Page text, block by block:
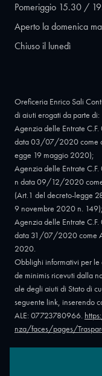
Pomeriggio 15.30 /
Aperto la domenica
Chiuso il lunedì
Oreficeria Enrico Sali
di aiuti erogati da parte di:
Agenzia delle Entrate
data 03/07/2020 come
egge 19 maggio 2020);
Agenzia delle Entrate
n data 09/12/2020 come
(Art.1 del decreto-legge
9 novembre 2020 n. 149);
Agenzia delle Entrate
data 31/07/2020 come
2020.
Obblighi informativi per
de minimis ricevuti dalla
ale degli aiuti di Stato di
seguente link, inserendo
ALE: 07723780966.
nza/faces/pages/